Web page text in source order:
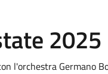
2025
l'orchestra Germano